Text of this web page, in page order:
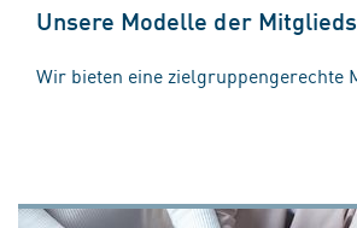
Unsere Modelle der
Wir bieten eine zielgruppengerechte